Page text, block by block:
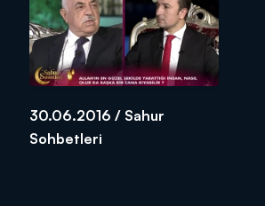
30.06.2016 / Sahur
Sohbetleri